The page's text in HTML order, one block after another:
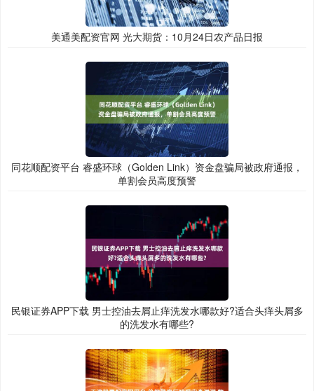
美通美配资官网 光大期货：10月24日农产品日报
同花顺配资平台 睿盛环球（Golden Link）资金盘骗局被政府通报，
单割会员高度预警
民银证券APP下载 男士控油去屑止痒洗发水哪款好?适合头痒头屑多
的洗发水有哪些?